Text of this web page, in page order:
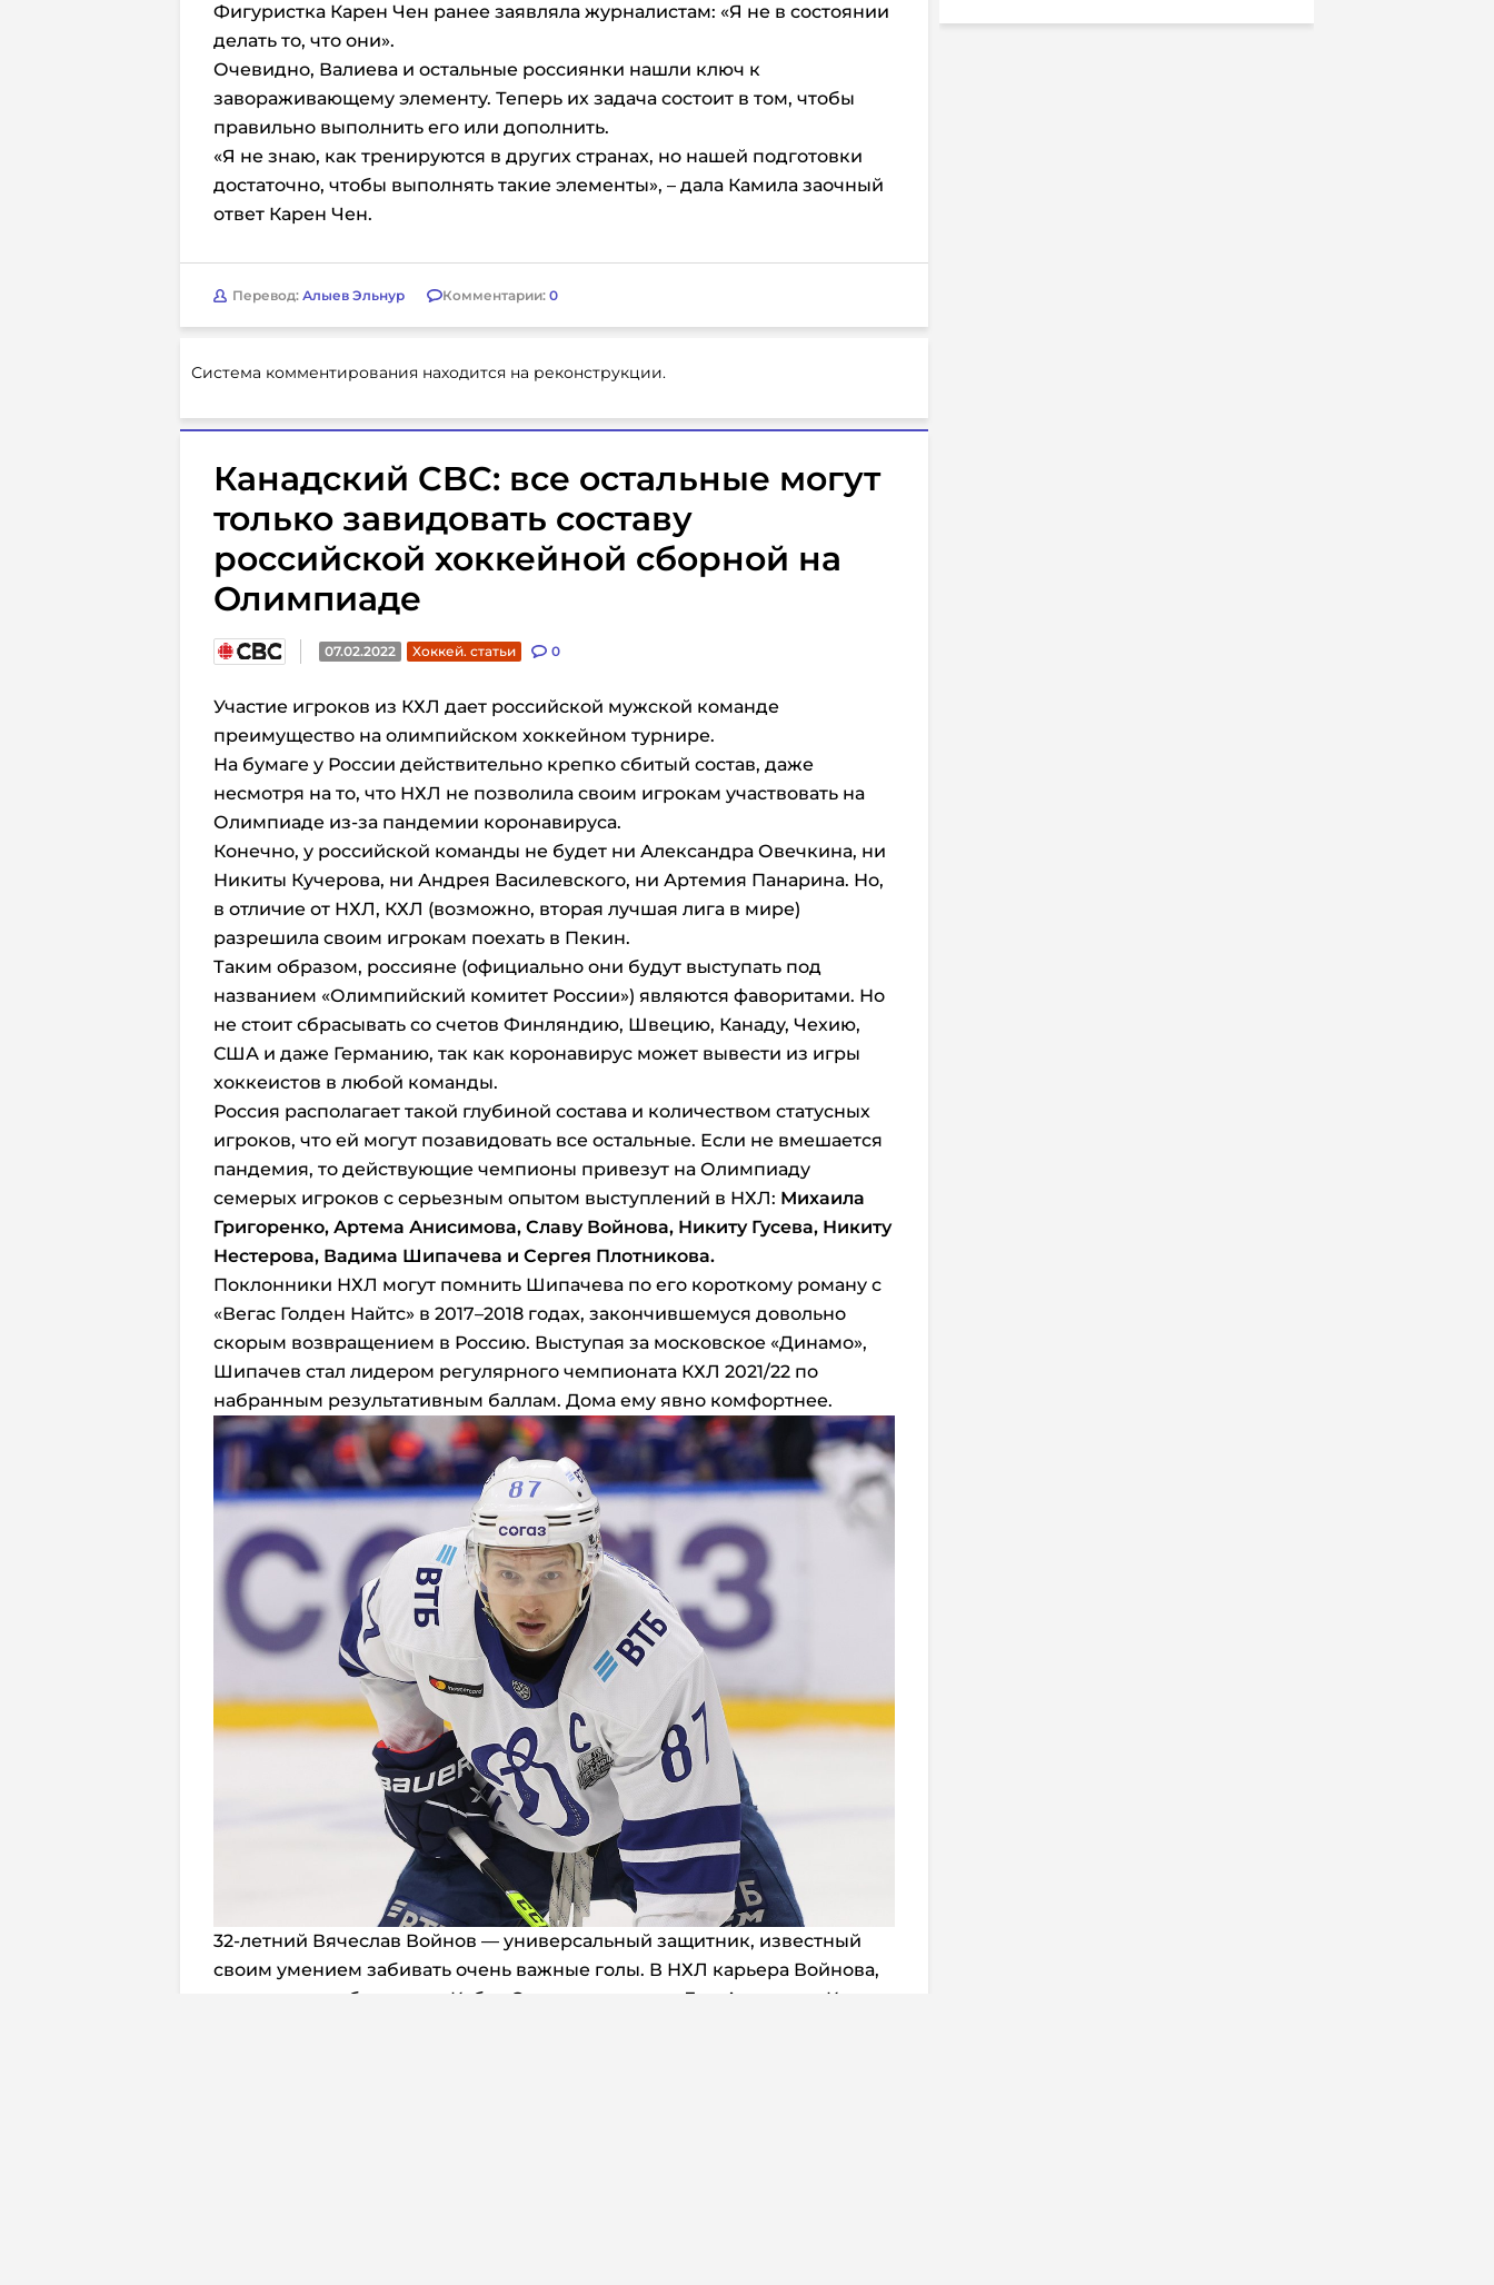
Фигуристка Карен Чен ранее заявляла журналистам: «Я не в состоянии
делать то, что они».
Очевидно, Валиева и остальные россиянки нашли ключ к
завораживающему элементу. Теперь их задача состоит в том, чтобы
правильно выполнить его или дополнить.
«Я не знаю, как тренируются в других странах, но нашей подготовки
достаточно, чтобы выполнять такие элементы», – дала Камила заочный
ответ Карен Чен.
Перевод: Алыев Эльнур Комментарии: 0
Система комментирования находится на реконструкции.
Канадский CBC: все остальные могут
только завидовать составу
российской хоккейной сборной на
Олимпиаде
07.02.2022 Хоккей. статьи 0
Участие игроков из КХЛ дает российской мужской команде
преимущество на олимпийском хоккейном турнире.
На бумаге у России действительно крепко сбитый состав, даже
несмотря на то, что НХЛ не позволила своим игрокам участвовать на
Олимпиаде из-за пандемии коронавируса.
Конечно, у российской команды не будет ни Александра Овечкина, ни
Никиты Кучерова, ни Андрея Василевского, ни Артемия Панарина. Но,
в отличие от НХЛ, КХЛ (возможно, вторая лучшая лига в мире)
разрешила своим игрокам поехать в Пекин.
Таким образом, россияне (официально они будут выступать под
названием «Олимпийский комитет России») являются фаворитами. Но
не стоит сбрасывать со счетов Финляндию, Швецию, Канаду, Чехию,
США и даже Германию, так как коронавирус может вывести из игры
хоккеистов в любой команды.
Россия располагает такой глубиной состава и количеством статусных
игроков, что ей могут позавидовать все остальные. Если не вмешается
пандемия, то действующие чемпионы привезут на Олимпиаду
семерых игроков с серьезным опытом выступлений в НХЛ: Михаила
Григоренко, Артема Анисимова, Славу Войнова, Никиту Гусева, Никиту
Нестерова, Вадима Шипачева и Сергея Плотникова.
Поклонники НХЛ могут помнить Шипачева по его короткому роману с
«Вегас Голден Найтс» в 2017–2018 годах, закончившемуся довольно
скорым возвращением в Россию. Выступая за московское «Динамо»,
Шипачев стал лидером регулярного чемпионата КХЛ 2021/22 по
набранным результативным баллам. Дома ему явно комфортнее.
32-летний Вячеслав Войнов — универсальный защитник, известный
своим умением забивать очень важные голы. В НХЛ карьера Войнова,
двукратного обладателя Кубка Стэнли в составе «Лос-Анджелес Кингз»,